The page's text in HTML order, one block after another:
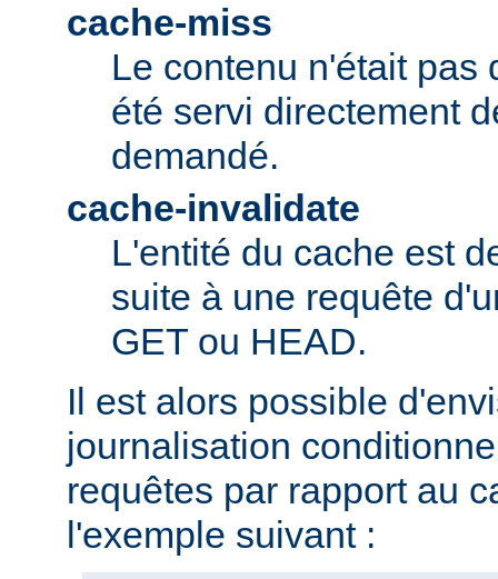
cache-miss
Le contenu n'était pas
été servi directement
demandé.
cache-invalidate
L'entité du cache est
suite à une requête
GET ou HEAD.
Il est alors possible
journalisation
requêtes par rapport au
l'exemple suivant :